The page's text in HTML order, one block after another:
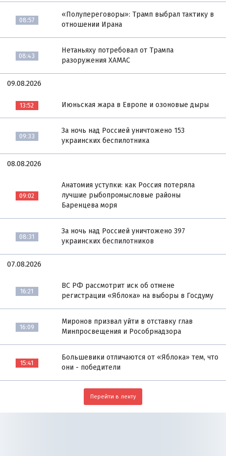
08:57
«Полупереговоры»: Трамп выбрал тактику в
отношении Ирана
08:43
Нетаньяху потребовал от Трампа
разоружения ХАМАС
09.08.2026
13:52 Июньская жара в Европе и озоновые дыры
09:33
За ночь над Россией уничтожено 153
украинских беспилотника
08.08.2026
09:02
Анатомия уступки: как Россия потеряла
лучшие рыбопромысловые районы
Баренцева моря
08:31
За ночь над Россией уничтожено 397
украинских беспилотников
07.08.2026
16:21
ВС РФ рассмотрит иск об отмене
регистрации «Яблока» на выборы в Госдуму
16:09
Миронов призвал уйти в отставку глав
Минпросвещения и Рособрнадзора
15:41
Большевики отличаются от «Яблока» тем, что
они - победители
Перейти в ленту